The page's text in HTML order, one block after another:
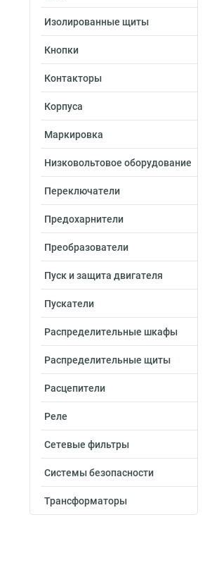
Изолированные щиты
Кнопки
Контакторы
Корпуса
Маркировка
Низковольтовое оборудование
Переключатели
Предохарнители
Преобразователи
Пуск и защита двигателя
Пускатели
Распределительные шкафы
Распределительные щиты
Расцепители
Реле
Сетевые фильтры
Системы безопасности
Трансформаторы